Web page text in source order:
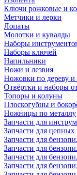
Ключи рожковые и
Метчики и лерки
Лопаты
Молотки и кувалды
Наборы
Наборы ключей
Напильники
Ножи и лезвия
Ножовки по дереву и
Отвёртки и наборы
Топоры и колуны
Плоскогубцы и
Ножницы по металлу
Запчасти для
Запчасти для цепных
Запчасти для
Запчасти для
Запчасти для
Запчасти для